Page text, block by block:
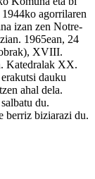
agorrilaren
izan zen Notre-
1965ean, 24
XVIII.
Katedralak XX.
dauku
ahal dela.
du.
berriz biziarazi du.